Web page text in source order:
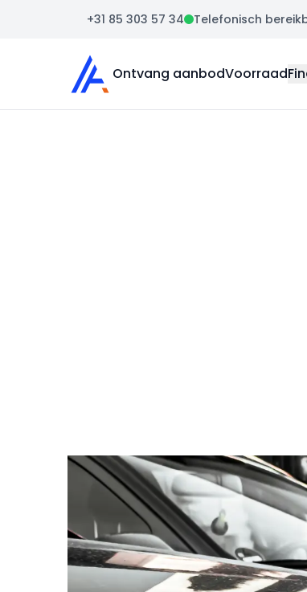
+31 85 303 57 34 Telefonisch
Auto Atlas
Ontvang aanbodVoorraad